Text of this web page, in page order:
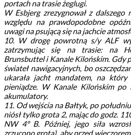
portach na trasie żeglugi.
W Esbjerg zrezygnował z dalszego
względu na prawdopodobne
uwagi na psującą się na jachcie
10. W drogę powrotną s/y ALF
zatrzymując się na trasie: na
Brunsbuttel i Kanale Kilońskim. Gdy
świateł nawigacyjnych, bo
ukarała jacht mandatem, na który
pieniądze. W Kanale Kilońskim po
akumulatory.
11. Od wejścia na Bałtyk, po
niósł tylko grota 2, mając do godz.
NW 4° B. Później, jego siła
zrzucono grota), aby przed